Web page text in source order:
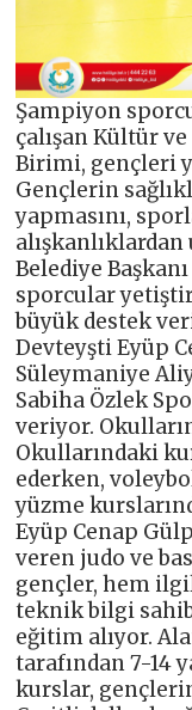
Şampiyon
çalışan Kültür
Birimi, gençleri
Gençlerin
yapmasını,
alışkanlıklardan
Belediye
sporcular
büyük destek
Devteyşti Eyüp
Süleymaniye
Sabiha Özlek
veriyor.
Okullarındaki
ederken,
yüzme
Eyüp Cenap
veren judo ve
gençler, hem
teknik bilgi
eğitim alıyor.
tarafından 7-14
kurslar,